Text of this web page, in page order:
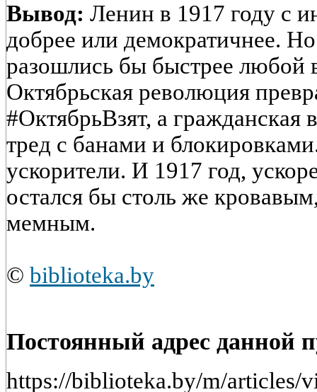
Вывод: Ленин в 1917 году с
добрее или демократичнее.
разошлись бы быстрее любой
Октябрьская революция
#ОктябрьВзят, а
тред с банами и
ускорители. И 1917 год,
остался бы столь же
мемным.
© biblioteka.by
Постоянный адрес данной
https://biblioteka.by/m/articles/